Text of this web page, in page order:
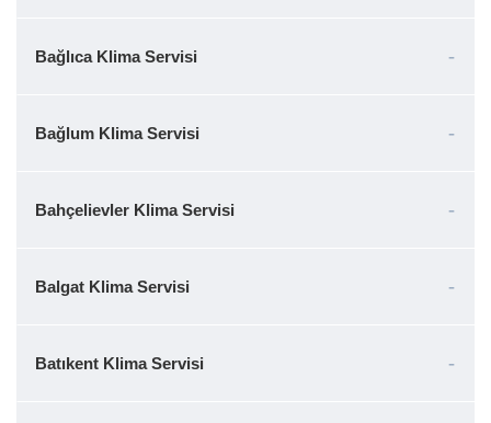
Bağlıca Klima Servisi
Bağlum Klima Servisi
Bahçelievler Klima Servisi
Balgat Klima Servisi
Batıkent Klima Servisi